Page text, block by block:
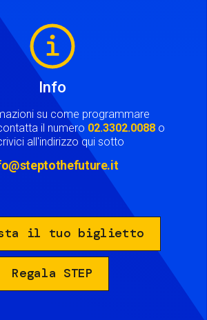
Info
su come programmare
il numero 02.3302.0088 o
all'indirizzo qui sotto
il tuo biglietto
Regala STEP